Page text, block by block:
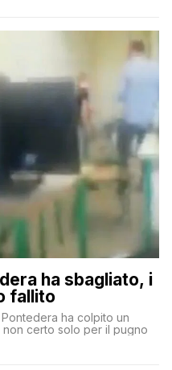
ha sbagliato, i
fallito
ha colpito un
certo solo per il pugno